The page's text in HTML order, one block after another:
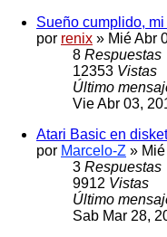
Sueño cumplido, mi
por renix » Mié Abr
8 Respuestas
12353 Vistas
Último
Vie Abr 03,
Atari Basic en
por Marcelo-Z »
3 Respuestas
9912 Vistas
Último
Sab Mar 28,